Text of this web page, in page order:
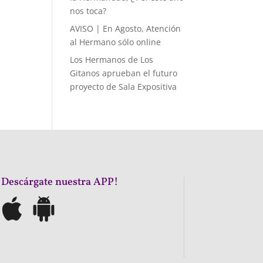
nos toca?
AVISO | En Agosto, Atención
al Hermano sólo online
Los Hermanos de Los
Gitanos aprueban el futuro
proyecto de Sala Expositiva
nuestra APP!